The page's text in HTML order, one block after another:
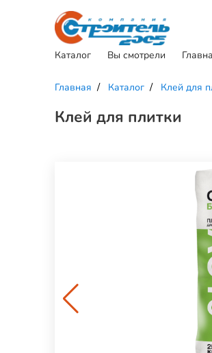
Каталог
Вы смотрели
Главная Каталог Клей для
Клей для плитки